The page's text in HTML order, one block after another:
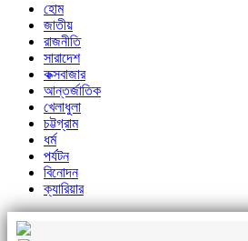
হোম
জাতীয়
রাজনীতি
সারাদেশ
কক্সবাজার
আন্তর্জাতিক
খেলাধুলা
চট্টগ্রাম
ধর্ম
পর্যটন
বিনোদন
ক্যারিয়ার